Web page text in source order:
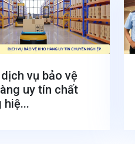
vụ bảo vệ
uy tín chất
hiệ...